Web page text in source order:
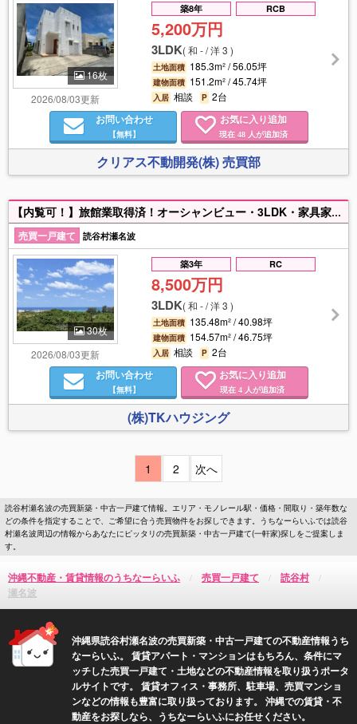
16枚
2026/08/03更新
築8年 RCB
5,200万円
3LDK(和 - / 洋 3 )
土地面積 185.3m² / 56.05坪
建物面積 151.2m² / 45.74坪
入居 相談P 2台
お問い合わせ
【無料】
お気に入り追加
現在 48人が追加済
クリアス不動開発(株) 売買部
【内覧可！】旅館業取得済！オーシャンビュー・3LDK・家具家電付・建物46.75坪・2バス2トイレの戸建がでました！民泊用・賃貸用・居住用 可能な用途多数！お気軽にお問合せください！
売買一戸建て
読谷村瀬名波
30枚
2026/08/03更新
築3年 RC
8,500万円
3LDK(和 - / 洋 3 )
土地面積 135.48m² / 40.98坪
建物面積 154.57m² / 46.75坪
入居 相談P 2台
お問い合わせ
【無料】
お気に入り追加
現在 4 人が追加済
(株)TKハウジング
1 2 次へ
読谷村瀬名波の売買新築・中古一戸建て情報。エリア・モノレール駅・価格・間取り・築年数な
どの条件を指定することで、ご希望に合う売買物件をお探しできます。うちなーらいふでは読谷
村瀬名波周辺の情報からあなたにピッタリの売買新築・中古一戸建て(一軒家)探しをご提案しま
す。
沖縄不動産・賃貸情報のうちなーらいふ 売買一戸建て
読谷村
瀬名波
沖縄県読谷村瀬名波の売買新築・中古一戸建ての不動産情報うち
なーらいふ。 賃貸アパート・マンションはもちろん、条件にマ
ッチした売買一戸建て・土地などの不動産情報を取り扱うポータ
ルサイトです。 賃貸オフィス・事務所、駐車場、売買マンショ
ンなどの情報も豊富に取り扱っております。 沖縄での賃貸・不
動産をお探しなら、うちなーらいふにお任せください。